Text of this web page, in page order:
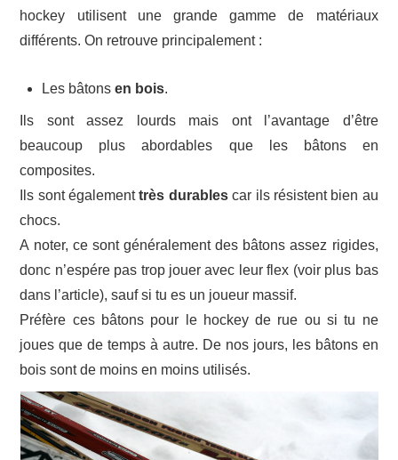
hockey utilisent une grande gamme de matériaux
différents. On retrouve principalement :
Les bâtonsen bois.
Ils sont assez lourds mais ont l’avantage d’être
beaucoup plus abordables que les bâtons en
composites.
Ils sont égalementtrès durablescar ils résistent bien au
chocs.
A noter, ce sont généralement des bâtons assez rigides,
donc n’espére pas trop jouer avec leur flex (voir plus bas
dans l’article), sauf si tu es un joueur massif.
Préfère ces bâtons pour le hockey de rue ou si tu ne
joues que de temps à autre. De nos jours, les bâtons en
bois sont de moins en moins utilisés.